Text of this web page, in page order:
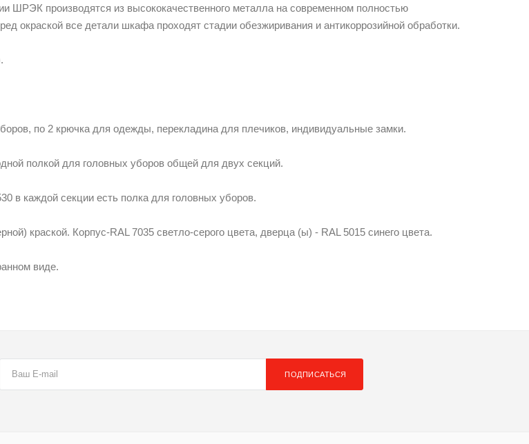
ШРЭК производятся из высококачественного металла на современном полностью
окраской все детали шкафа проходят стадии обезжиривания и антикоррозийной обработки.
по 2 крючка для одежды, перекладина для плечиков, индивидуальные замки.
полкой для головных уборов общей для двух секций.
каждой секции есть полка для головных уборов.
краской. Корпус-RAL 7035 светло-серого цвета, дверца (ы) - RAL 5015 синего цвета.
виде.
ПОДПИСАТЬСЯ